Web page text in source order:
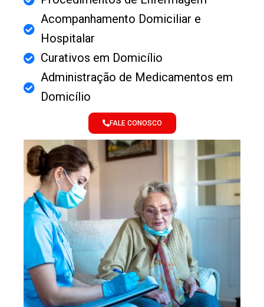
Acompanhamento Domiciliar e
Hospitalar
Curativos em Domicílio
Administração de Medicamentos em
Domicílio
FALE CONOSCO